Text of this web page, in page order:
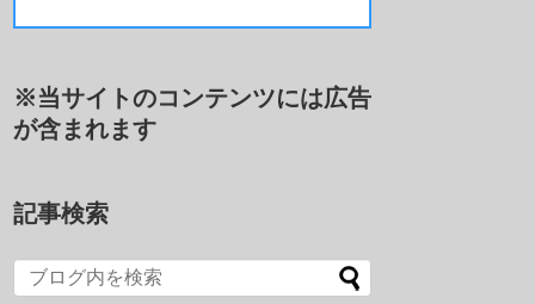
※当サイトのコンテンツには広告
が含まれます
記事検索